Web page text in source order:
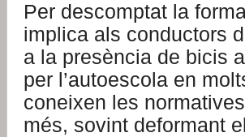
Per descomptat la
implica als conductors
a la presència de bicis
per l’autoescola en
coneixen les
més, sovint deformant